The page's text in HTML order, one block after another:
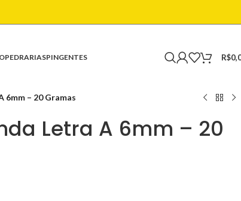
PEDRARIASPINGENTES R$
6mm – 20 Gramas
Letra A 6mm – 20